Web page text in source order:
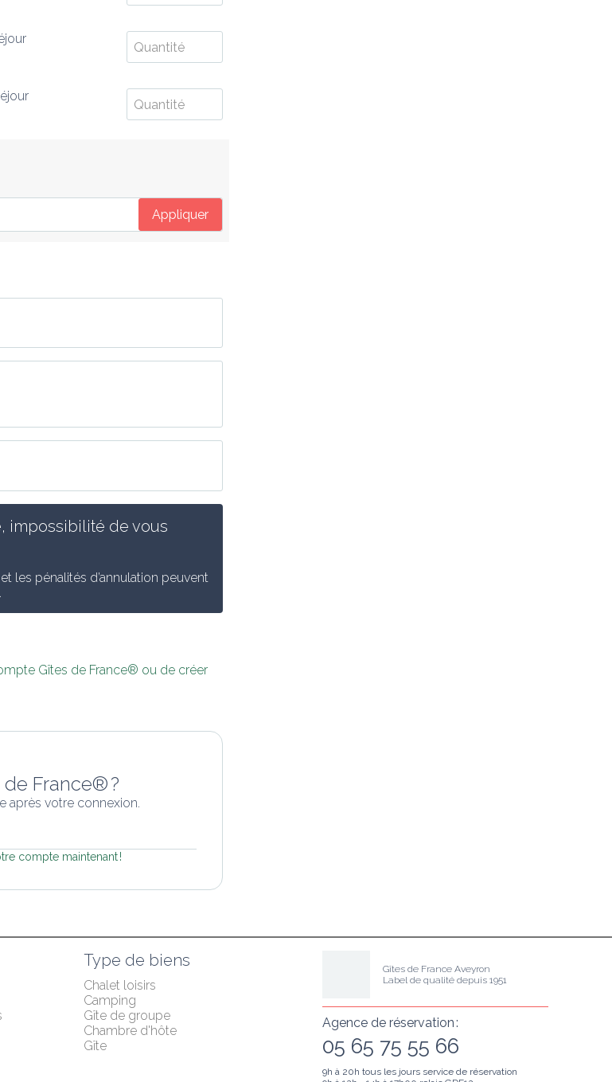
Appliquer
impossibilité de vous
les pénalités d’annulation peuvent
Gîtes de France® ou de créer
France® ?
après votre connexion.
compte maintenant !
Type de biens
Chalet loisirs
Camping
Gîte de groupe
Chambre d'hôte
Gîte
Gîtes de France Aveyron
Label de qualité depuis 1951
Agence de réservation :
05 65 75 55 66
9h à 20h tous les jours service de réservation